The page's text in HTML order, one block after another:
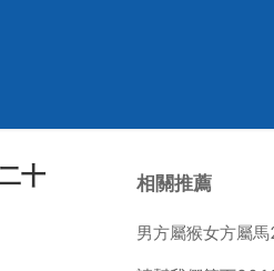
十
相關推薦
男方屬猴女方屬